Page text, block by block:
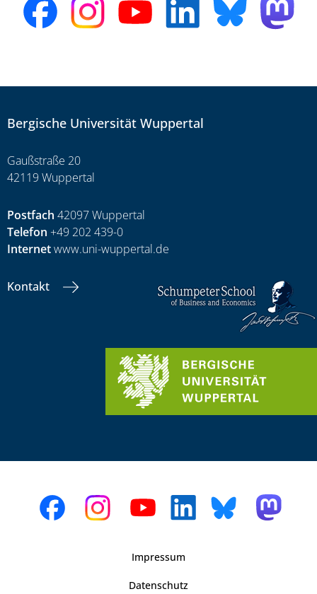
Bergische Universität Wuppertal
Gaußstraße 20
42119 Wuppertal
Postfach 42097 Wuppertal
Telefon +49 202 439-0
Internetwww.uni-wuppertal.de
Kontakt
Impressum
Datenschutz